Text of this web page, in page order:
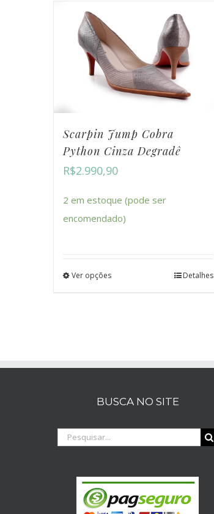
Scarpin Jump Cobra
Python Cinza Degradê
R$2.990,90
2 em estoque (pode ser
encomendado)
Ver opções Detalhes
BUSCA NO SITE
Buscar